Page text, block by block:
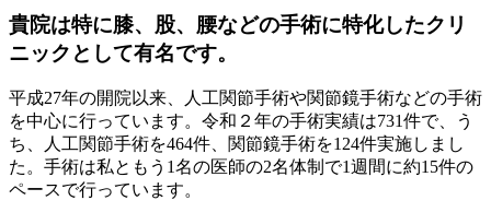
貴院は特に膝、股、腰などの手術に特化したクリ
ニックとして有名です。
平成27年の開院以来、人工関節手術や関節鏡手術などの手術
を中心に行っています。令和２年の手術実績は731件で、う
ち、人工関節手術を464件、関節鏡手術を124件実施しまし
た。手術は私ともう1名の医師の2名体制で1週間に約15件の
ペースで行っています。